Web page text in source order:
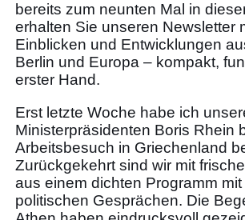
bereits zum neunten Mal in
erhalten Sie unseren Newsletter
Einblicken und Entwicklungen
Berlin und Europa – kompakt,
erster Hand.
Erst letzte Woche habe ich
Ministerpräsidenten Boris Rhein
Arbeitsbesuch in Griechenland
Zurückgekehrt sind wir mit
aus einem dichten Programm mit
politischen Gesprächen. Die